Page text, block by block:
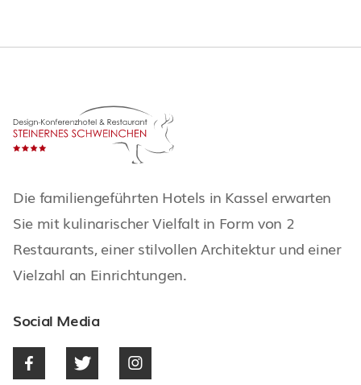
Die familiengeführten Hotels in Kassel erwarten
Sie mit kulinarischer Vielfalt in Form von 2
Restaurants, einer stilvollen Architektur und einer
Vielzahl an Einrichtungen.
Social Media
  